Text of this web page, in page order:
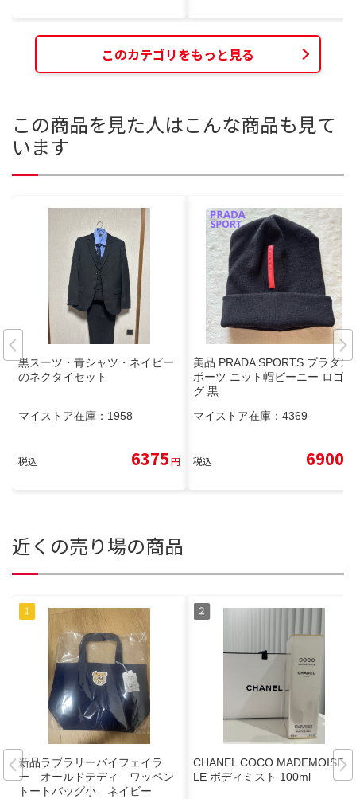
このカテゴリをもっと見る
この商品を見た人はこんな商品も見て
います
黒スーツ・青シャツ・ネイビー
のネクタイセット
マイストア在庫： 1958
税込 6375円
美品 PRADA SPORTS プラダス
ポーツ ニット帽ビーニー ロゴタ
グ 黒
マイストア在庫： 4369
税込 6900
近くの売り場の商品
新品ラブラリーバイフェイラ
ー オールドテディ ワッペン
トートバッグ小 ネイビー
CHANEL COCO MADEMOISEL
LE ボディミスト 100ml